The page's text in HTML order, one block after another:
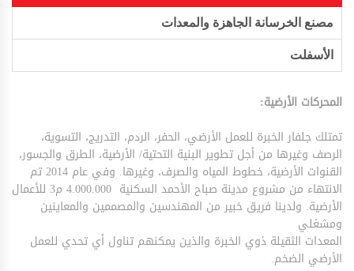
مصنع الخرسانة الجاهزة والمعدات
الأسفلت
المحركات الأرضية:
تمتلك جلفار الخبرة للعمل الأرضي، الحفر، الردم، التدريج، التسوية،
الرصف وغيرها من أجل تطوير البنية التحتية/ الأرضية، الطرق والجسور،
القنوات الأرضية، خطوط المياه والصرف، وغيرها. وفي عام 2014 تم
الانتهاء من مشروع مدينة صباح الأحمد السكنية 4.000.000 م3 للأعمال
الأرضية. ولدينا فريق خبير من المهندسين والمصممين والمعاينين
ومشغلي
المعدات الثقيلة ذوي الخبرة والذين يمكنهم تناول أي تحدي للعمل
الأرضي الضخم.